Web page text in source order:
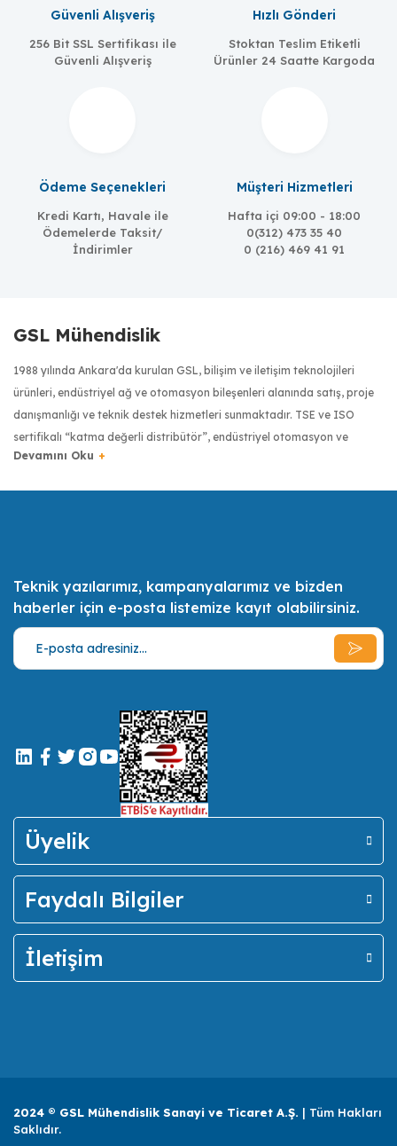
Güvenli Alışveriş
256 Bit SSL Sertifikası ile
Güvenli Alışveriş
Hızlı Gönderi
Stoktan Teslim Etiketli
Ürünler 24 Saatte Kargoda
Ödeme Seçenekleri
Kredi Kartı, Havale ile
Ödemelerde Taksit/
İndirimler
Müşteri Hizmetleri
Hafta içi 09:00 - 18:00
0(312) 473 35 40
0 (216) 469 41 91
GSL Mühendislik
1988 yılında Ankara'da kurulan GSL, bilişim ve iletişim teknolojileri
ürünleri, endüstriyel ağ ve otomasyon bileşenleri alanında satış, proje
danışmanlığı ve teknik destek hizmetleri sunmaktadır. TSE ve ISO
sertifikalı “katma değerli distribütör”, endüstriyel otomasyon ve
haberleşme sektöründe dünyanın önde gelen üreticilerinin ürünlerini
Türkiye bilişim sektörünün ilk 500 bilişim şirketinden biri olan GSL,
uzman sertifikalı mühendis kadrosuyla müşterilerinin ihtiyaçlarını en iyi
şekilde tespit etmek, onlara bu ihtiyaçları doğrultusunda olabilecek en
ekonomik, en kaliteli ve en pratik çözümler ve alternatifler sunmak,
Teknik yazılarımız, kampanyalarımız ve bizden
haberler için e-posta listemize kayıt olabilirsiniz.
Üyelik
Faydalı Bilgiler
İletişim
2024 ® GSL Mühendislik Sanayi ve Ticaret A.Ş. | Tüm Hakları
Saklıdır.